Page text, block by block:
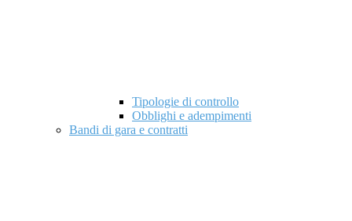
Tipologie di controllo
Obblighi e adempimenti
Bandi di gara e contratti